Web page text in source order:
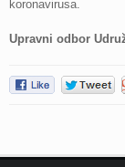
koronavirusa.
Upravni odbor